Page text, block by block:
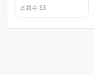
조회수 33